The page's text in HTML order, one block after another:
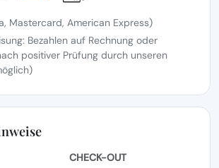
Mastercard, American Express)
Bezahlen auf Rechnung oder
positiver Prüfung durch unseren
CHECK-OUT